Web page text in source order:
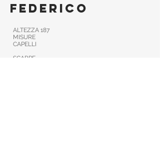
federico
ALTEZZA 187
MISURE
CAPELLI
SCARPE